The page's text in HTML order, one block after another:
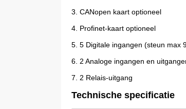
3. CANopen kaart optioneel
4. Profinet-kaart optioneel
5. 5 Digitale ingangen (steun max
6. 2 Analoge ingangen en
7. 2 Relais-uitgang
Technische specificatie